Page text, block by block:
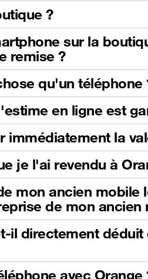
?
sur la
remise ?
qu'un téléphone
en ligne est
la
je l'ai revendu à
mon ancien
de mon ancien
il directement
avec Orange